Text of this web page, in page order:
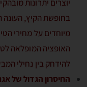
יוצרים יתרונות
בחופשת הקיץ, העונה
מיוחדים על מחירי
האופציה המופלאה
להידחק בין נחילי
החיסרון הגדול של